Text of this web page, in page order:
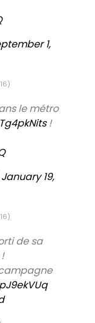
1,
le métro
!
January 19,
de sa